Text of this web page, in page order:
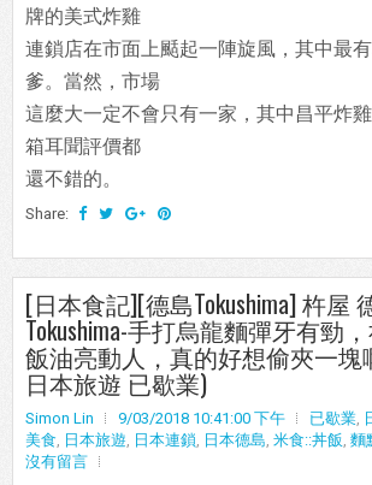
牌的美式炸雞
連鎖店在市面上颳起一陣旋風，其中最
爹。當然，市場
這麼大一定不會只有一家，其中昌平炸
箱耳聞評價都
還不錯的。
Share:
[日本食記][德島Tokushima] 杵屋
Tokushima-手打烏龍麵彈牙有勁
飯油亮動人，真的好想偷夾一塊
日本旅遊 已歇業)
Simon Lin 9/03/2018 10:41:00 下午 已歇業,
美食, 日本旅遊, 日本連鎖, 日本德島, 米食::丼飯, 麵
沒有留言